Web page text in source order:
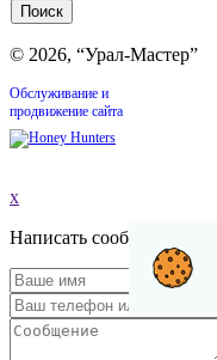
© 2026, “Урал-Мастер”
Обслуживание и
продвижение сайта
x
Написать сообщение